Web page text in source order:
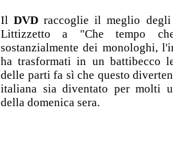
IlDVD raccoglie il meglio
Littizzetto a "Che tempo
sostanzialmente dei monologhi,
ha trasformati in un battibecco
delle parti fa sì che questo
italiana sia diventato per molti
della domenica sera.